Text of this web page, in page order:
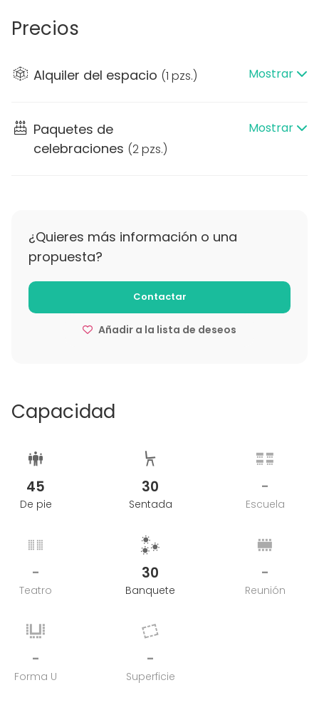
Precios
Alquiler del espacio (1 pzs.) Mostrar
Paquetes de
celebraciones (2 pzs.)
Mostrar
¿Quieres más información o una
propuesta?
Contactar
Añadir a la lista de deseos
Capacidad
45
De pie
30
Sentada
-
Escuela
-
Teatro
30
Banquete
-
Reunión
-
Forma U
-
Superficie